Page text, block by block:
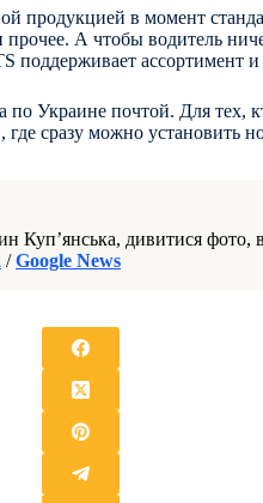
продукцией в момент
А чтобы водитель
поддерживает ассортимент
Украине почтой. Для тех,
сразу можно установить
Куп’янська, дивитися фото,
/Google News